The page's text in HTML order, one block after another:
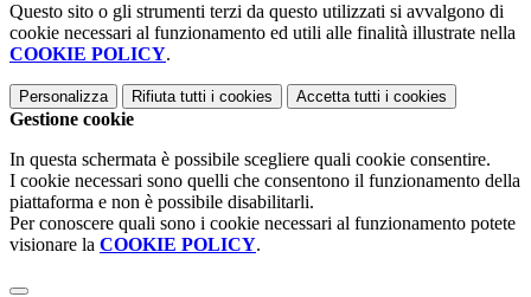
Questo sito o gli strumenti terzi da questo utilizzati si avvalgono di
cookie necessari al funzionamento ed utili alle finalità illustrate nella
COOKIE POLICY.
Personalizza Rifiuta tutti i cookies Accetta tutti i cookies
Gestione cookie
In questa schermata è possibile scegliere quali cookie consentire.
I cookie necessari sono quelli che consentono il funzionamento della
piattaforma e non è possibile disabilitarli.
Per conoscere quali sono i cookie necessari al funzionamento potete
visionare la COOKIE POLICY.